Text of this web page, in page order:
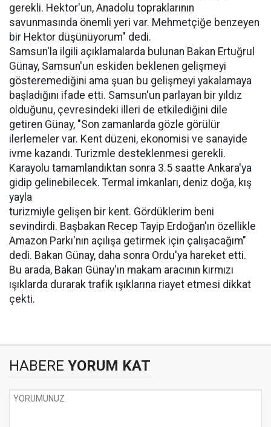
gerekli. Hektor'un, Anadolu topraklarının
savunmasında önemli yeri var. Mehmetçiğe benzeyen
bir Hektor düşünüyorum" dedi.
Samsun'la ilgili açıklamalarda bulunan Bakan Ertuğrul
Günay, Samsun'un eskiden beklenen gelişmeyi
gösteremediğini ama şuan bu gelişmeyi yakalamaya
başladığını ifade etti. Samsun'un parlayan bir yıldız
olduğunu, çevresindeki illeri de etkilediğini dile
getiren Günay, "Son zamanlarda gözle görülür
ilerlemeler var. Kent düzeni, ekonomisi ve sanayide
ivme kazandı. Turizmle desteklenmesi gerekli.
Karayolu tamamlandıktan sonra 3.5 saatte Ankara'ya
gidip gelinebilecek. Termal imkanları, deniz doğa, kış
yayla
turizmiyle gelişen bir kent. Gördüklerim beni
sevindirdi. Başbakan Recep Tayip Erdoğan'ın özellikle
Amazon Parkı'nın açılışa getirmek için çalışacağım"
dedi. Bakan Günay, daha sonra Ordu'ya hareket etti.
Bu arada, Bakan Günay'ın makam aracının kırmızı
ışıklarda durarak trafik ışıklarına riayet etmesi dikkat
çekti.
HABERE YORUM KAT